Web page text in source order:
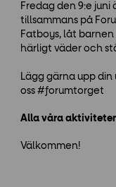
Fredag den 9:e
tillsammans på
Fatboys, låt
härligt väder och
Lägg gärna upp
oss #forumtorget
Alla våra
Välkommen!